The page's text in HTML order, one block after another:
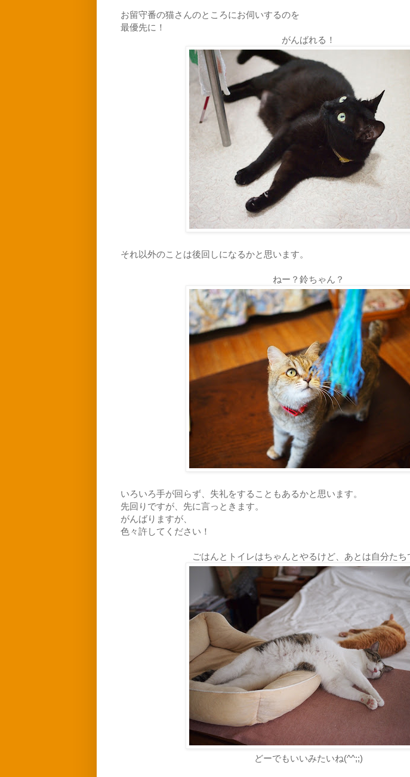
お留守番の猫さんのところにお伺いするのを
最優先に！
がんばれる！
それ以外のことは後回しになるかと思います。
ねー？鈴ちゃん？
いろいろ手が回らず、失礼をすることもあるかと思います。
先回りですが、先に言っときます。
がんばりますが、
色々許してください！
ごはんとトイレはちゃんとやるけど、あとは自分たち
どーでもいいみたいね(^^;;)